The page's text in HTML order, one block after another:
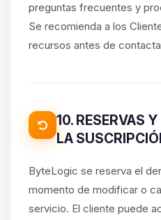
preguntas frecuentes y
Se recomienda a los
recursos antes de
10. RESERVAS
LA
ByteLogic se reserva el
momento de modificar o
servicio. El cliente puede